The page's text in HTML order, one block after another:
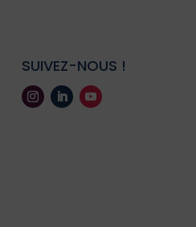
SUIVEZ-NOUS !